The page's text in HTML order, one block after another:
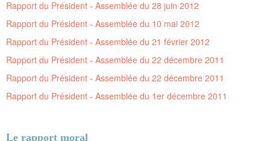
Rapport du Président - Assemblée du 28 juin 2012
Rapport du Président - Assemblée du 10 mai 2012
Rapport du Président - Assemblée du 21 février 2012
Rapport du Président - Assemblée du 22 décembre 2011
Rapport du Président - Assemblée du 22 décembre 2011
Rapport du Président - Assemblée du 1er décembre 2011
Le rapport moral